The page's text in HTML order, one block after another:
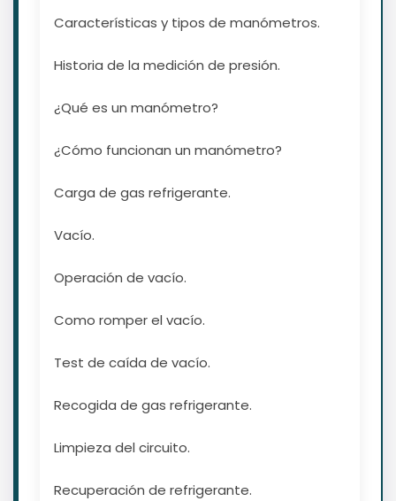
Características y tipos de manómetros.
Historia de la medición de presión.
¿Qué es un manómetro?
¿Cómo funcionan un manómetro?
Carga de gas refrigerante.
Vacío.
Operación de vacío.
Como romper el vacío.
Test de caída de vacío.
Recogida de gas refrigerante.
Limpieza del circuito.
Recuperación de refrigerante.